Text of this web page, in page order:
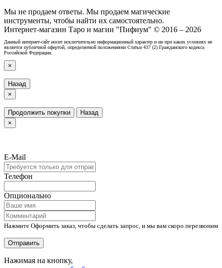
Мы не продаем ответы. Мы продаем магические
инструменты, чтобы найти их самостоятельно.
Интернет-магазин Таро и магии "Пифиум" © 2016 – 2026
Данный интернет-сайт носит исключительно информационный характер и ни при каких условиях не
является публичной офертой, определяемой положениями Статьи 437 (2) Гражданского кодекса
Российской Федерации.
×
Назад
×
Продолжить покупки
Назад
×
E-Mail
Телефон
Опционально
Нажмите Оформить заказ, чтобы сделать запрос, и мы вам скоро перезвоним
Отправить
Нажимая на кнопку,